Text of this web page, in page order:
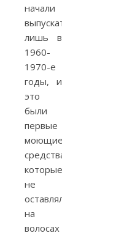
начали
выпускать
лишь в
1960-
1970-е
годы, и
это
были
первые
моющие
средства,
которые
не
оставляли
на
волосах